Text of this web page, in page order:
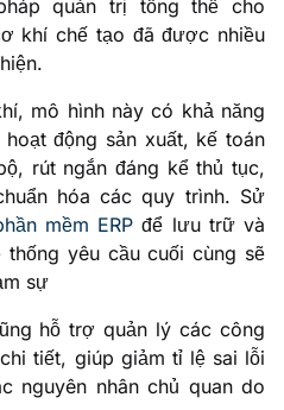
quản trị tổng thể cho
khí chế tạo đã được nhiều
mô hình này có khả năng
động sản xuất, kế toán
rút ngắn đáng kể thủ tục,
hóa các quy trình. Sử
mềm ERP để lưu trữ và
yêu cầu cuối cùng sẽ
sự
hỗ trợ quản lý các công
tiết, giúp giảm tỉ lệ sai lỗi
nguyên nhân chủ quan do